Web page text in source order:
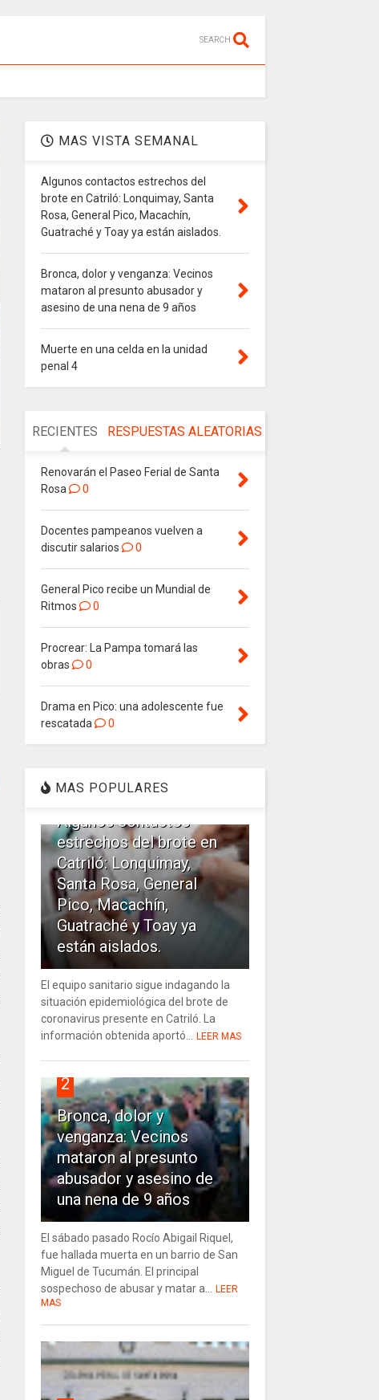
SEARCH
MAS VISTA SEMANAL
Algunos contactos estrechos del
brote en Catriló: Lonquimay, Santa
Rosa, General Pico, Macachín,
Guatraché y Toay ya están aislados.
Bronca, dolor y venganza: Vecinos
mataron al presunto abusador y
asesino de una nena de 9 años
Muerte en una celda en la unidad
penal 4
RECIENTES RESPUESTAS ALEATORIAS
Renovarán el Paseo Ferial de Santa
Rosa
0
Docentes pampeanos vuelven a
discutir salarios
0
General Pico recibe un Mundial de
Ritmos
0
Procrear: La Pampa tomará las
obras
0
Drama en Pico: una adolescente fue
rescatada
0
MAS POPULARES
1
Algunos contactos
estrechos del brote en
Catriló: Lonquimay,
Santa Rosa, General
Pico, Macachín,
Guatraché y Toay ya
están aislados.
El equipo sanitario sigue indagando la
situación epidemiológica del brote de
coronavirus presente en Catriló. La
información obtenida aportó... LEER MAS
2
Bronca, dolor y
venganza: Vecinos
mataron al presunto
abusador y asesino de
una nena de 9 años
El sábado pasado Rocío Abigail Riquel,
fue hallada muerta en un barrio de San
Miguel de Tucumán. El principal
sospechoso de abusar y matar a... LEER
MAS